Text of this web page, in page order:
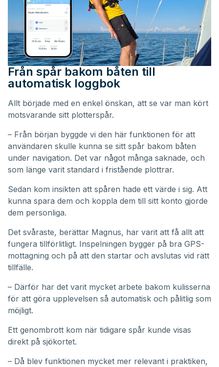
Från spår bakom båten till
automatisk loggbok
Allt började med en enkel önskan, att se var man kört
motsvarande sitt plotterspår.
– Från början byggde vi den här funktionen för att
användaren skulle kunna se sitt spår bakom båten
under navigation. Det var något många saknade, och
som länge varit standard i fristående plottrar.
Sedan kom insikten att spåren hade ett värde i sig. Att
kunna spara dem och koppla dem till sitt konto gjorde
dem personliga.
Det svåraste, berättar Magnus, har varit att få allt att
fungera tillförlitligt. Inspelningen bygger på bra GPS-
mottagning och på att den startar och avslutas vid rätt
tillfälle.
– Därför har det varit mycket arbete bakom kulisserna
för att göra upplevelsen så automatisk och pålitlig som
möjligt.
Ett genombrott kom när tidigare spår kunde visas
direkt på sjökortet.
– Då blev funktionen mycket mer relevant i praktiken,